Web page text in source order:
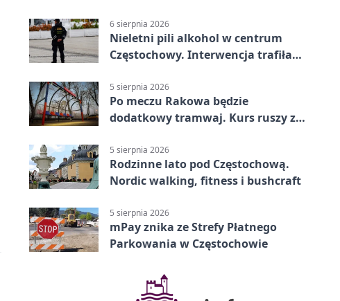
6 sierpnia 2026
Nieletni pili alkohol w centrum
Częstochowy. Interwencja trafiła
5 sierpnia 2026
Po meczu Rakowa będzie
dodatkowy tramwaj. Kurs ruszy ze
5 sierpnia 2026
Rodzinne lato pod Częstochową.
Nordic walking, fitness i bushcraft
5 sierpnia 2026
mPay znika ze Strefy Płatnego
Parkowania w Częstochowie